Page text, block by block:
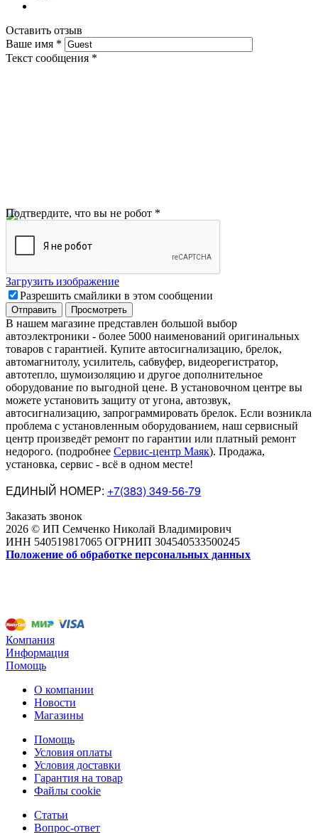
Оставить отзыв
Ваше имя *
Текст сообщения *
Подтвердите, что вы не робот *
Загрузить изображение
Разрешить смайлики в этом сообщении
В нашем магазине представлен большой выбор
автоэлектроники - более 5000 наименований оригинальных
товаров с гарантией. Купите автосигнализацию, брелок,
автомагнитолу, усилитель, сабвуфер, видеорегистратор,
автотепло, шумоизоляцию и другое дополнительное
оборудование по выгодной цене. В установочном центре вы
можете установить защиту от угона, автозвук,
автосигнализацию, запрограммировать брелок. Если возникла
проблема с установленным оборудованием, наш сервисный
центр произведёт ремонт по гарантии или платный ремонт
недорого. (подробнее Сервис-центр Маяк). Продажа,
установка, сервис - всё в одном месте!
ЕДИНЫЙ НОМЕР: +7(383) 349-56-79
Заказать звонок
2026 © ИП Семченко Николай Владимирович
ИНН 540519817065 ОГРНИП 304540533500245
Положение об обработке персональных данных
Компания
Информация
Помощь
О компании
Новости
Магазины
Помощь
Условия оплаты
Условия доставки
Гарантия на товар
Файлы cookie
Статьи
Вопрос-ответ